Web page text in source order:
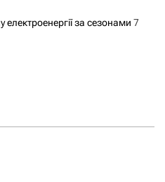
за сезонами 7